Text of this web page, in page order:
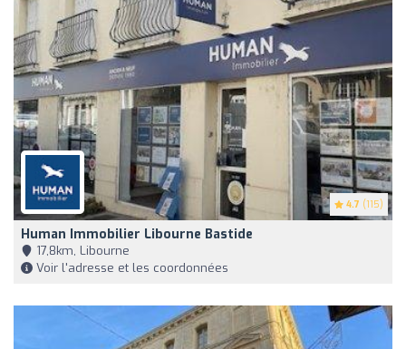
4.7 (115)
Human Immobilier Libourne Bastide
17,8km, Libourne
Voir l'adresse et les coordonnées